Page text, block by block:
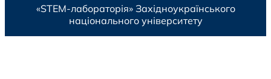
«STEM-лабораторія» Західноукраїнського
національного університету